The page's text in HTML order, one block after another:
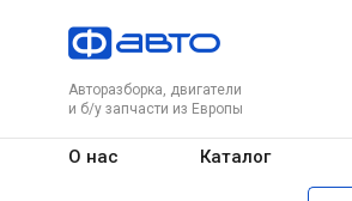
Авторазборка, двигатели
и б/у запчасти из Европы
О нас Каталог